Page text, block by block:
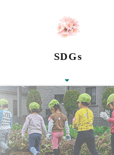
社会福祉法人砂原母の会
SDGs